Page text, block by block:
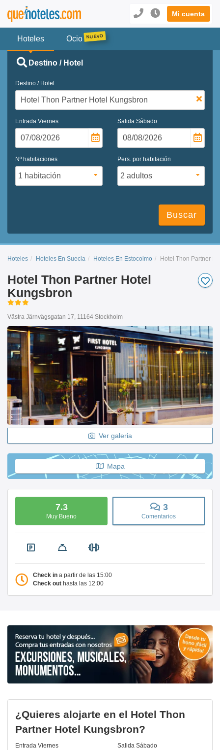
Mi cuenta
Hoteles Ocio
Destino / Hotel
Destino / Hotel
Entrada Viernes Salida Sábado
Nº habitaciones Pers. por habitación
Buscar
Hoteles Hoteles En Suecia Hoteles En Estocolmo Hotel Thon Partner
Hotel Thon Partner Hotel
Kungsbron
Västra Järnvägsgatan 17, 11164 Stockholm
Ver galeria
Mapa
7.3
Muy Bueno
3
Comentarios
Check in a partir de las 15:00
Check out hasta las 12:00
¿Quieres alojarte en el Hotel Thon
Partner Hotel Kungsbron?
Entrada Viernes Salida Sábado